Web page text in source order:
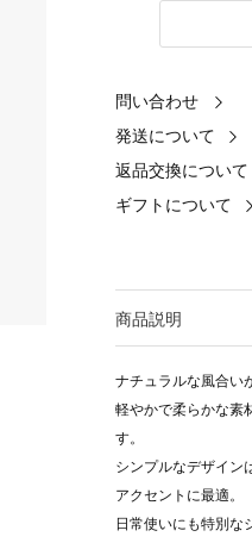
問い合わせ
発送について
返品交換について
ギフトについて
商品説明
ナチュラルな風合い
軽やかで柔らかな素
す。
シンプルなデザイン
アクセントに最適。
日常使いにも特別な